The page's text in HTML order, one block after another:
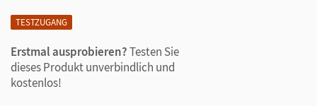
TESTZUGANG
Erstmal ausprobieren?Testen Sie
dieses Produkt unverbindlich und
kostenlos!